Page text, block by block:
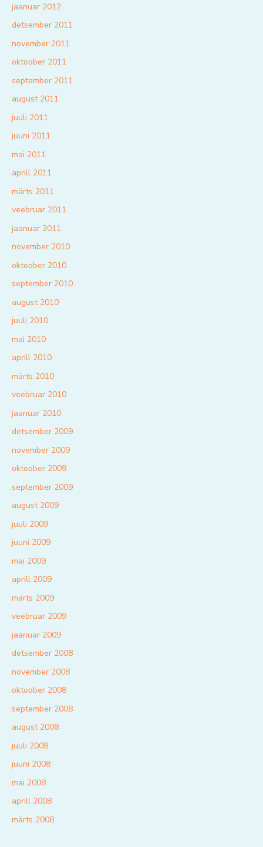
jaanuar 2012
detsember 2011
november 2011
oktoober 2011
september 2011
august 2011
juuli 2011
juuni 2011
mai 2011
aprill 2011
märts 2011
veebruar 2011
jaanuar 2011
november 2010
oktoober 2010
september 2010
august 2010
juuli 2010
mai 2010
aprill 2010
märts 2010
veebruar 2010
jaanuar 2010
detsember 2009
november 2009
oktoober 2009
september 2009
august 2009
juuli 2009
juuni 2009
mai 2009
aprill 2009
märts 2009
veebruar 2009
jaanuar 2009
detsember 2008
november 2008
oktoober 2008
september 2008
august 2008
juuli 2008
juuni 2008
mai 2008
aprill 2008
märts 2008